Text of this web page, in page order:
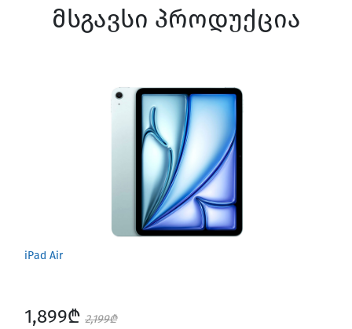
მსგავსი პროდუქცია
iPad Air
1,899₾ 2,199₾